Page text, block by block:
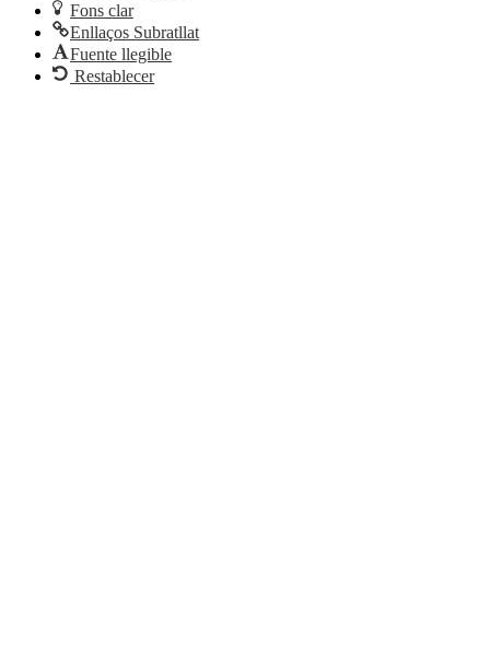
Fons clar
Enllaços Subratllat
Fuente llegible
Restablecer